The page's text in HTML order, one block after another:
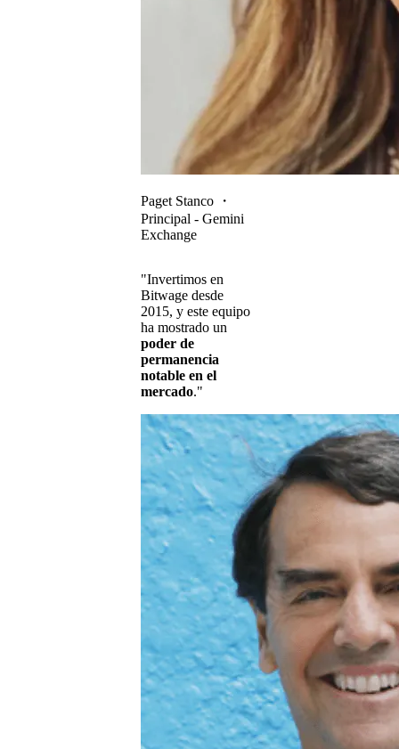
Paget Stanco ・
Principal - Gemini
Exchange
"Invertimos en
Bitwage desde
2015, y este equipo
ha mostrado un
poder de
permanencia
notable en el
mercado."